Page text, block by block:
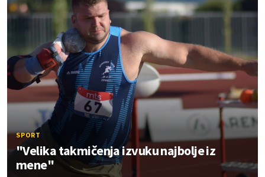
SPORT
"Velika takmičenja izvuku najbolje iz
mene"